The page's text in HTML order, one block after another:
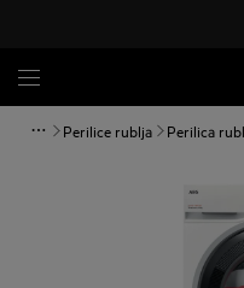
Perilice rublja Perilica